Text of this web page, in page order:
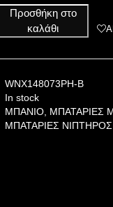
Προσθήκη στο
καλάθι
WNX148073PH-B
In stock
ΜΠΑΝΙΟ, ΜΠΑΤΑΡΙΕΣ
ΜΠΑΤΑΡΙΕΣ ΝΙΠΤΗΡΟΣ